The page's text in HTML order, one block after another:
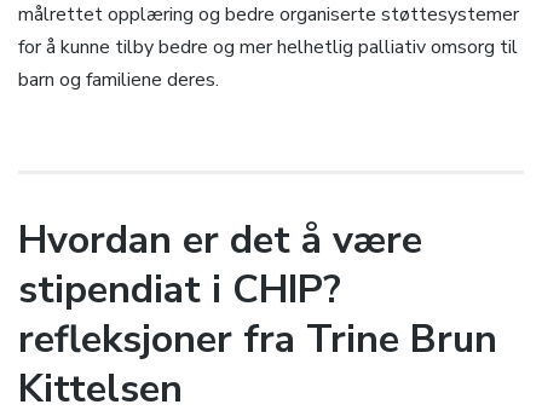
målrettet opplæring og bedre organiserte støttesystemer
for å kunne tilby bedre og mer helhetlig palliativ omsorg til
barn og familiene deres.
Hvordan er det å være
stipendiat i CHIP?
refleksjoner fra Trine Brun
Kittelsen